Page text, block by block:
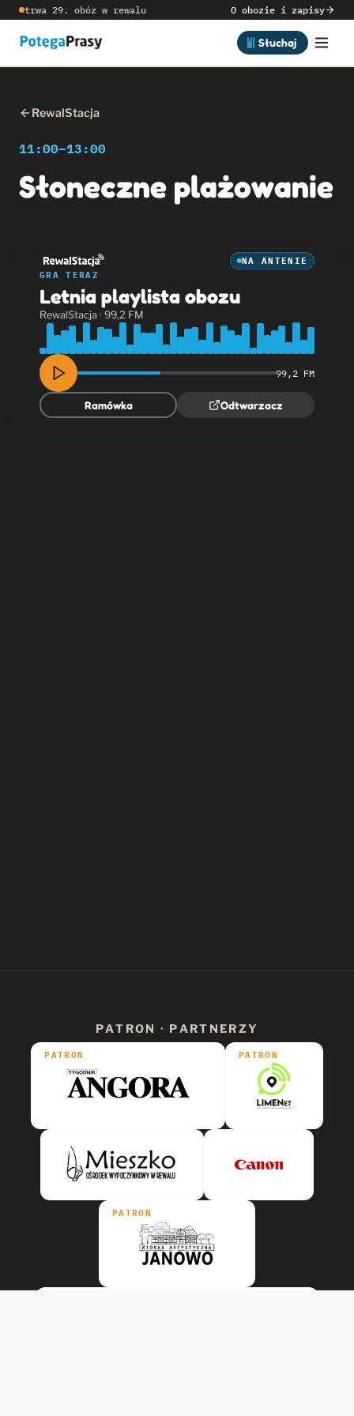
trwa 29. obóz w rewalu O obozie i zapisy
Słuchaj
RewalStacja
11:00–13:00
Słoneczne plażowanie
NA ANTENIE
GRA TERAZ
Letnia playlista obozu
RewalStacja · 99,2 FM
99,2 FM
Ramówka Odtwarzacz
PATRON · PARTNERZY
PATRON PATRON
PATRON